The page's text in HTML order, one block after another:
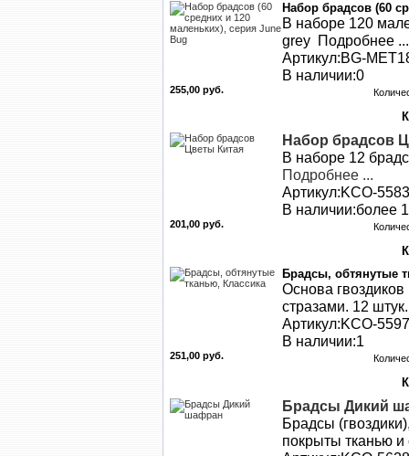
Набор брадсов (60
В наборе 120
grey Подробнее ...
Артикул:BG-
В наличии:0
255,00 руб.
Набор брадсов
В наборе 12
Подробнее ...
Артикул:KCO-
В наличии:более
201,00 руб.
Брадсы, обтянутые
Основа
стразами. 12
Артикул:KCO-
В наличии:1
251,00 руб.
Брадсы Дикий
Брадсы
покрыты тканью